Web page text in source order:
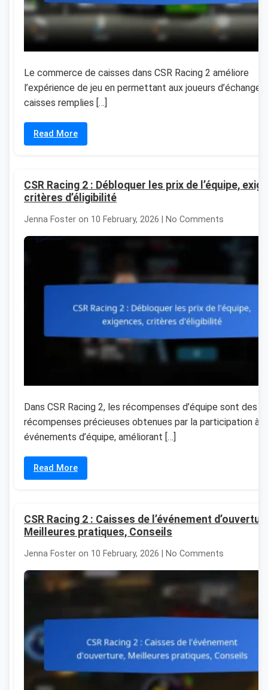
Le commerce de caisses dans CSR Racing 2 améliore
l’expérience de jeu en permettant aux joueurs d’échanger
caisses remplies […]
Read More
CSR Racing 2 : Débloquer les prix de l’équipe,
critères d’éligibilité
Jenna Foster on 10 February, 2026 | No Comments
Dans CSR Racing 2, les récompenses d’équipe sont des
récompenses précieuses obtenues par la participation à
événements d’équipe, améliorant […]
Read More
CSR Racing 2 : Caisses de l’événement
Meilleures pratiques, Conseils
Jenna Foster on 10 February, 2026 | No Comments